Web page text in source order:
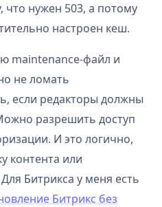
что нужен 503, а потому
настроен кеш.
maintenance-файл и
не ломать
если редакторы должны
разрешить доступ
И это логично,
контента или
Битрикса у меня есть
Битрикс без